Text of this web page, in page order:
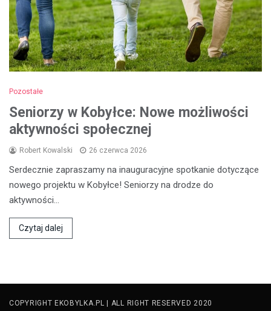
Pozostałe
Seniorzy w Kobyłce: Nowe możliwości
aktywności społecznej
Robert Kowalski 26 czerwca 2026
Serdecznie zapraszamy na inauguracyjne spotkanie dotyczące
nowego projektu w Kobyłce! Seniorzy na drodze do
aktywności…
Czytaj dalej
COPYRIGHT EKOBYLKA.PL | ALL RIGHT RESERVED 2020